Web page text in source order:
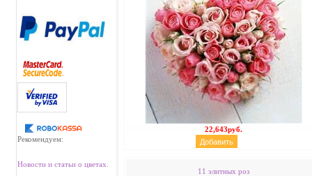
Рекомендуем:
Новости и статьи о цветах.
22,643руб.
11 элитных роз